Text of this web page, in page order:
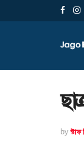
by স্টাফ